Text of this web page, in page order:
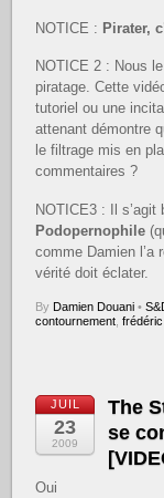
NOTICE : Pirater,
NOTICE 2 : Nous
piratage. Cette
tutoriel ou une
attenant démontre
le filtrage mis en
commentaires ?
NOTICE3 : Il s’agit
Podopernophile
comme Damien l’a
vérité doit éclater.
By Damien Douani •
contournement ,
JUIL
23
2009
The
se
Oui